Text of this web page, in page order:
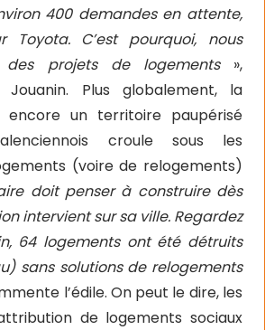
400 demandes en attente,
Toyota. C’est pourquoi, nous
des projets de logements »,
Jouanin. Plus globalement, la
un territoire paupérisé
croule sous les
(voire de relogements)
doit penser à construire dès
intervient sur sa ville. Regardez
64 logements ont été détruits
sans solutions de relogements
l’édile. On peut le dire, les
de logements sociaux